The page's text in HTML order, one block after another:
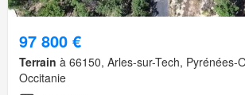
97 800 €
Terrain à 66150, Arles-sur-Tech, Pyrénées-
Occitanie